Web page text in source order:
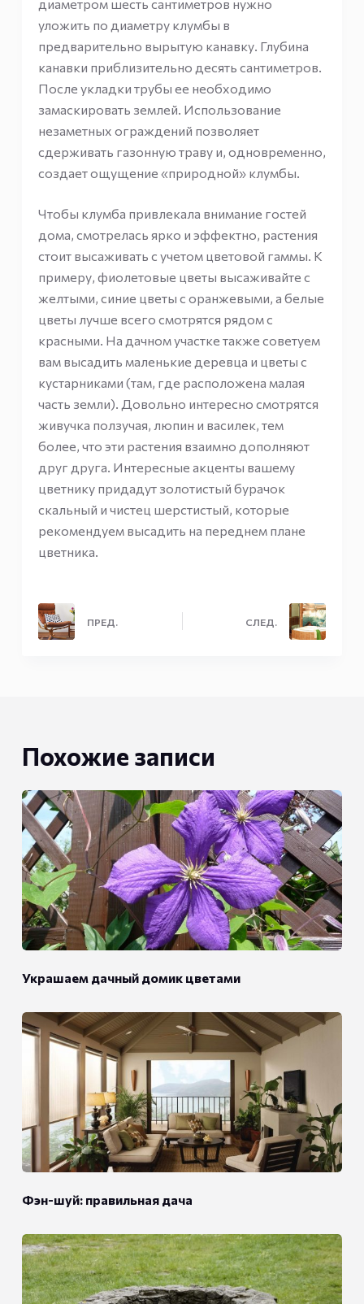
диаметром шесть сантиметров нужно
уложить по диаметру клумбы в
предварительно вырытую канавку. Глубина
канавки приблизительно десять сантиметров.
После укладки трубы ее необходимо
замаскировать землей. Использование
незаметных ограждений позволяет
сдерживать газонную траву и, одновременно,
создает ощущение «природной» клумбы.
Чтобы клумба привлекала внимание гостей
дома, смотрелась ярко и эффектно, растения
стоит высаживать с учетом цветовой гаммы. К
примеру, фиолетовые цветы высаживайте с
желтыми, синие цветы с оранжевыми, а белые
цветы лучше всего смотрятся рядом с
красными. На дачном участке также советуем
вам высадить маленькие деревца и цветы с
кустарниками (там, где расположена малая
часть земли). Довольно интересно смотрятся
живучка ползучая, люпин и василек, тем
более, что эти растения взаимно дополняют
друг друга. Интересные акценты вашему
цветнику придадут золотистый бурачок
скальный и чистец шерстистый, которые
рекомендуем высадить на переднем плане
цветника.
ПРЕД. СЛЕД.
Похожие записи
Украшаем дачный домик цветами
Фэн-шуй: правильная дача